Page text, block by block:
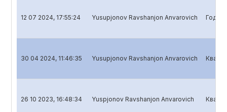
12 07 2024, 17:55:24 Yusupjonov Ravshanjon Anvarovich
30 04 2024, 11:46:35 Yusupjonov Ravshanjon Anvarovich
26 10 2023, 16:48:34 Yuspjonov Ravshanjon Anvarovich